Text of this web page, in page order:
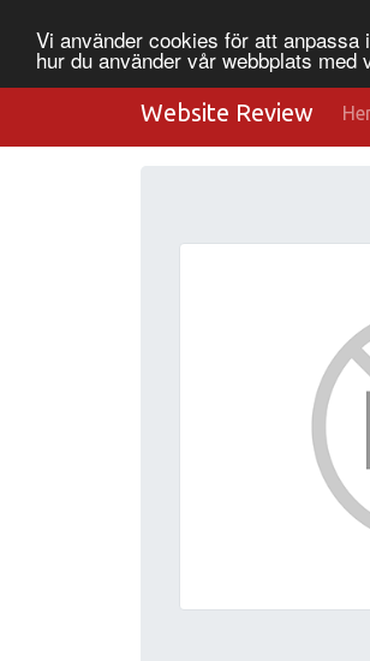
Vi använder cookies för att
hur du använder vår webbplats
Website Review